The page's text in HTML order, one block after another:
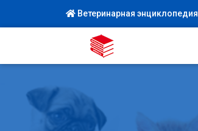
Ветеринарная энциклопедия